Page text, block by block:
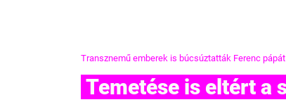
Transznemű emberek is búcsúztatták Ferenc pápát